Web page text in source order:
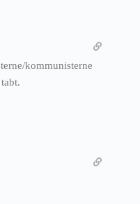
kommunisterne